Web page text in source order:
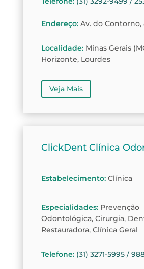
Endereço: Av. do Contorno,
Localidade: Minas Gerais
Horizonte, Lourdes
Veja Mais
ClickDent Clínica
Estabelecimento: Clínica
Especialidades: Prevenção
Odontológica, Cirurgia,
Restauradora, Clínica Geral
Telefone: (31) 3271-5995 /